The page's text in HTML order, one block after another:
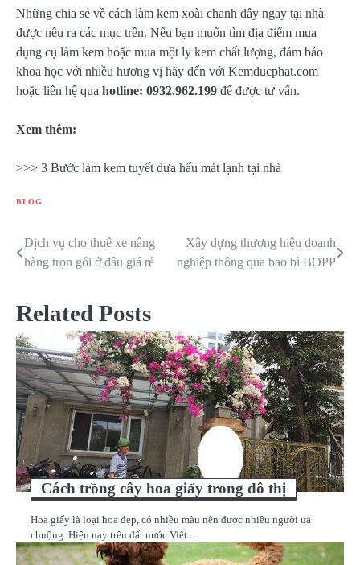
Những chia sẻ về cách làm kem xoài chanh dây ngay tại nhà
được nêu ra các mục trên. Nếu bạn muốn tìm địa điểm mua
dụng cụ làm kem hoặc mua một ly kem chất lượng, đảm bảo
khoa học với nhiều hương vị hãy đến với Kemducphat.com
hoặc liên hệ qua hotline: 0932.962.199 để được tư vấn.
Xem thêm:
>>> 3 Bước làm kem tuyết dưa hấu mát lạnh tại nhà
BLOG
Điều
bài
viết
Dịch vụ cho thuê xe nâng
hàng trọn gói ở đâu giá rẻ
Xây dựng thương hiệu doanh
nghiệp thông qua bao bì BOPP
Related Posts
Cách trồng cây hoa giấy trong đô thị
Hoa giấy là loại hoa đẹp, có nhiều màu nên được nhiều người ưa
chuộng. Hiện nay trên đất nước Việt…